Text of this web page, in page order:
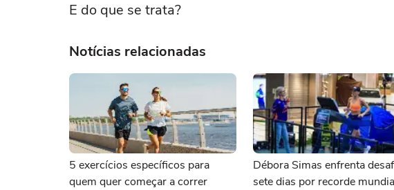
E do que se trata?
Notícias relacionadas
5 exercícios específicos para
quem quer começar a correr
Débora Simas enfrenta
sete dias por recorde